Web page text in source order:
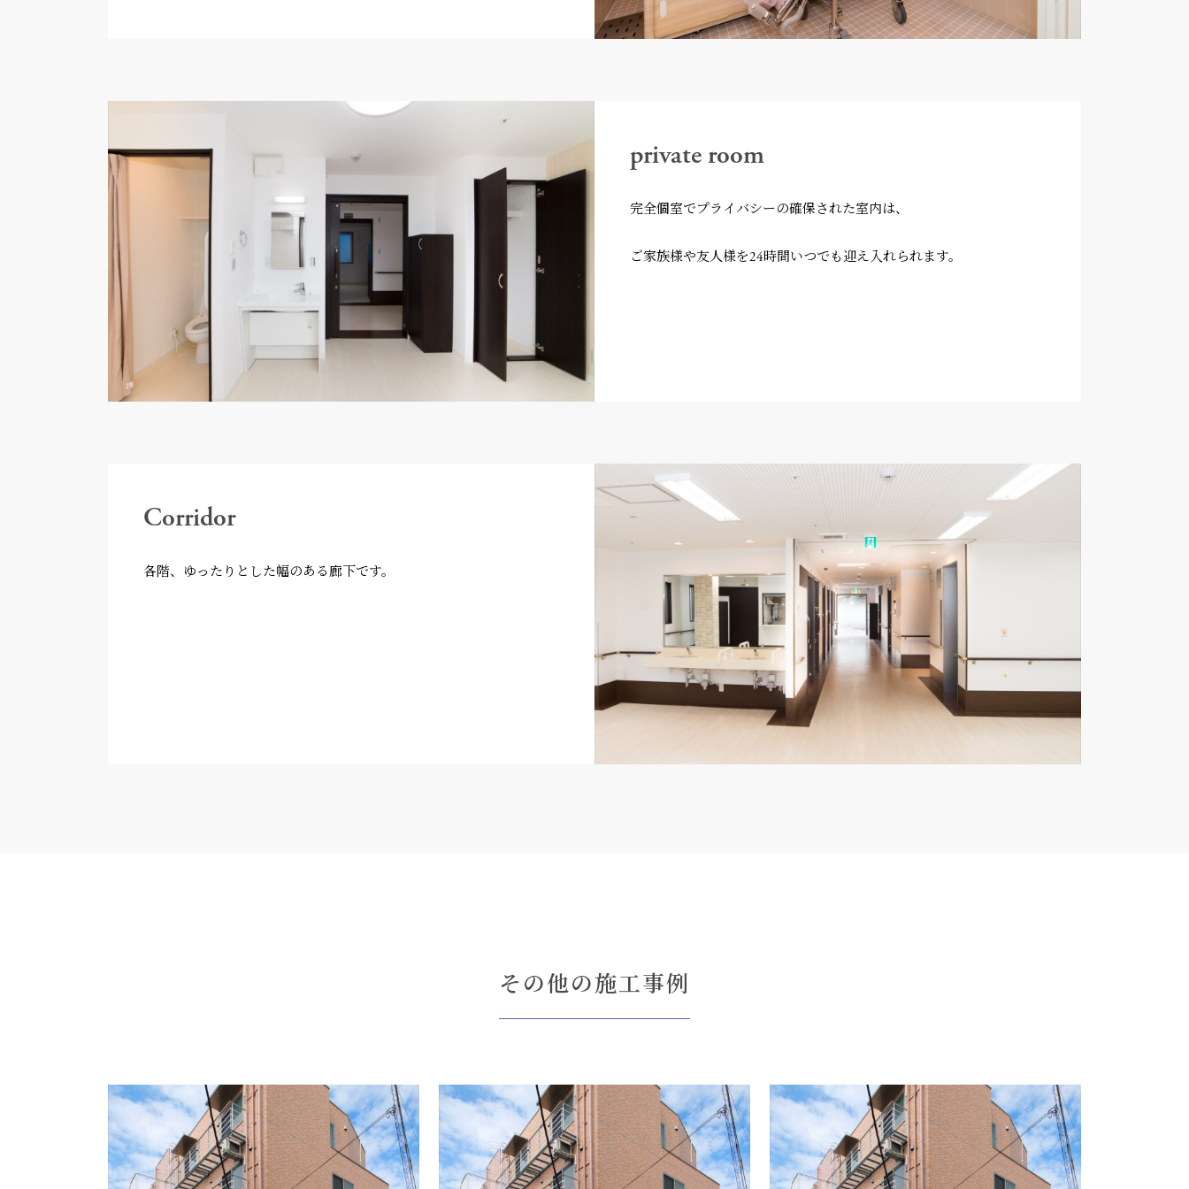
private room
完全個室でプライバシーの確保された室内は、
ご家族様や友人様を24時間いつでも迎え入れられます。
Corridor
各階、ゆったりとした幅のある廊下です。
その他の施工事例